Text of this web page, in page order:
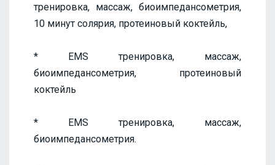
тренировка, массаж, биоимпедансометрия,
10 минут солярия, протеиновый коктейль,
* EMS тренировка, массаж,
биоимпедансометрия, протеиновый
коктейль
* EMS тренировка, массаж,
биоимпедансометрия.